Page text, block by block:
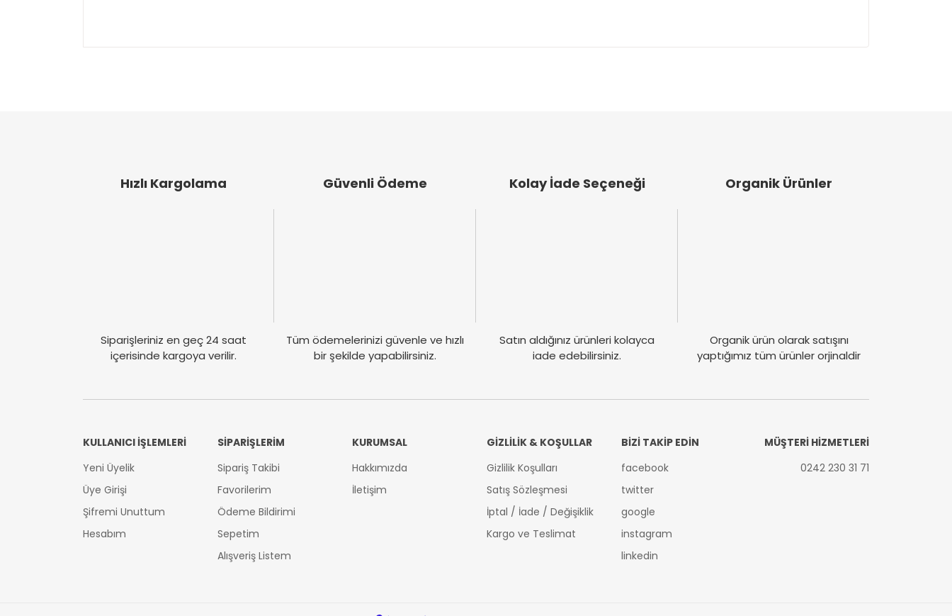
Bu ürünün fiyat bilgisi, resim, ürün açıklamalarında ve diğer konularda yetersiz gördüğünüz noktaları öneri formunu kullanarak tarafımıza iletebilirsiniz.
Hızlı Kargolama
Siparişleriniz en geç 24 saat
içerisinde kargoya verilir.
Güvenli Ödeme
Tüm ödemelerinizi güvenle ve hızlı
bir şekilde yapabilirsiniz.
Kolay İade Seçeneği
Satın aldığınız ürünleri kolayca
iade edebilirsiniz.
Organik Ürünler
Organik ürün olarak satışını
yaptığımız tüm ürünler orjinaldir
KULLANICI İŞLEMLERİ
Yeni Üyelik
Üye Girişi
Şifremi Unuttum
Hesabım
SİPARİŞLERİM
Sipariş Takibi
Favorilerim
Ödeme Bildirimi
Sepetim
Alışveriş Listem
KURUMSAL
Hakkımızda
İletişim
GİZLİLİK & KOŞULLAR
Gizlilik Koşulları
Satış Sözleşmesi
İptal / İade / Değişiklik
Kargo ve Teslimat
BİZİ TAKİP EDİN
facebook
twitter
google
instagram
linkedin
MÜŞTERİ HİZMETLERİ
0242 230 31 71